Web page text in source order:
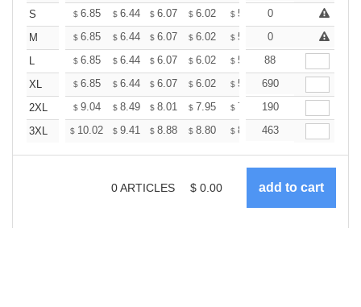
S
$ 6.85 $ 6.44 $ 6.07 $ 6.02 $ 5.92 $ +
0
M
$ 6.85 $ 6.44 $ 6.07 $ 6.02 $ 5.92 $ +
0
L
$ 6.85 $ 6.44 $ 6.07 $ 6.02 $ 5.92 $
88
XL
$ 6.85 $ 6.44 $ 6.07 $ 6.02 $ 5.92 $
690
2XL
$ 9.04 $ 8.49 $ 8.01 $ 7.95 $ 7.81 $
190
3XL
$ 10.02 $ 9.41 $ 8.88 $ 8.80 $ 8.65 $
463
0ARTICLES $ 0.00